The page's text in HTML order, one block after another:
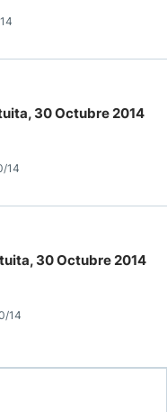
30 Octubre 2014
14
30 Octubre 2014
14